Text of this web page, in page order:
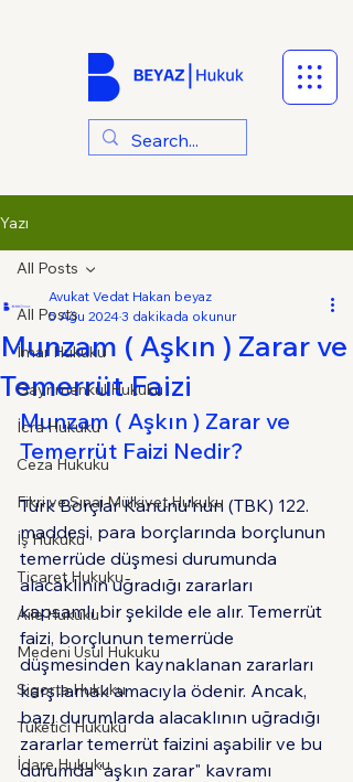
Yazı
All Posts
İmar Hukuku
Gayrimenkul Hukuku
İcra Hukuku
Ceza Hukuku
Fikri ve Sınai Mülkiyet Hukuku
İş Hukuku
Ticaret Hukuku
Aile Hukuku
Medeni Usul Hukuku
Sigorta Hukuku
Tüketici Hukuku
İdare Hukuku
All Posts
Munzam ( Aşkın ) Zarar ve
Temerrüt Faizi
Avukat Vedat Hakan beyaz
5 Ağu 20243 dakikada okunur
Munzam ( Aşkın ) Zarar ve
Temerrüt Faizi Nedir?
Türk Borçlar Kanunu'nun (TBK) 122.
maddesi, para borçlarında borçlunun
temerrüde düşmesi durumunda
alacaklının uğradığı zararları
kapsamlı bir şekilde ele alır. Temerrüt
faizi, borçlunun temerrüde
düşmesinden kaynaklanan zararları
karşılamak amacıyla ödenir. Ancak,
bazı durumlarda alacaklının uğradığı
zararlar temerrüt faizini aşabilir ve bu
durumda "aşkın zarar" kavramı